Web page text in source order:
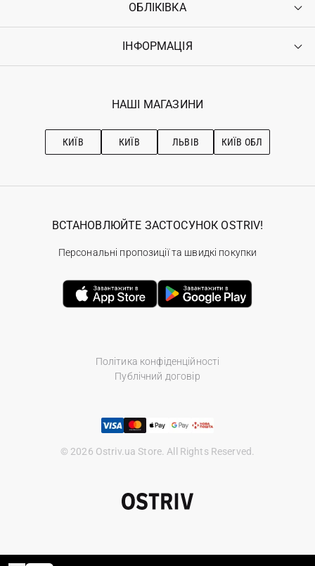
Контакти
Повернення
Гарантія
ОБЛІКІВКА
Увійти
Ostriv Club+
ІНФОРМАЦІЯ
Наші магазини
Рекомендації з догляду
НАШІ МАГАЗИНИ
КИЇВ КИЇВ ЛЬВІВ КИЇВ ОБЛ
Політика конфіденційності
Публічний договір
© 2026 Ostriv.ua Store. All Rights Reserved.
ВСТАНОВЛЮЙТЕ ЗАСТОСУНОК OSTRIV!
Персональні пропозиції та швидкі покупки